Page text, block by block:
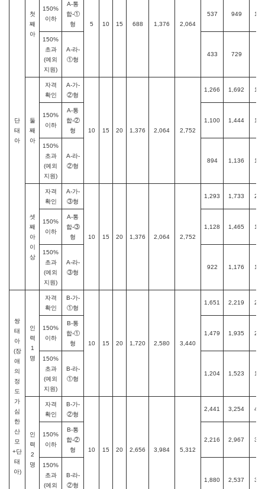
단
태
아
첫
째
아
5 10 15 688 1,376 2,064
150%
이하
A-통
합-①
형
537 949
150%
초과
(예외
지원)
A-라-
①형
433 729
둘
째
아
자격
확인
A-가-
②형
10 15 20 1,376 2,064 2,752
1,266 1,692
150%
이하
A-통
합-②
형
1,100 1,444
150%
초과
(예외
지원)
A-라-
②형
894 1,136
셋
째
아
이
상
자격
확인
A-가-
③형
10 15 20 1,376 2,064 2,752
1,293 1,733
150%
이하
A-통
합-③
형
1,128 1,465
150%
초과
(예외
지원)
A-라-
③형
922 1,176
쌍
태
아
(장
애
의
정
도
가
심
한
산
모
+단
태
아)
인
력
1
명
자격
확인
B-가-
①형
10 15 20 1,720 2,580 3,440
1,651 2,219
150%
이하
B-통
합-①
형
1,479 1,935
150%
초과
(예외
지원)
B-라-
①형
1,204 1,523
인
력
2
명
자격
확인
B-가-
②형
10 15 20 2,656 3,984 5,312
2,441 3,254
150%
이하
B-통
합-②
형
2,216 2,967
150%
초과
(예외
B-라-
②형
1,880 2,537